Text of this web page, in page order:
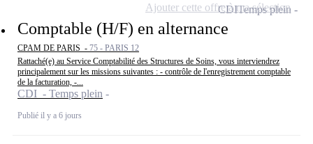
Comptable (H/F) en alternance
CPAM DE PARIS - 75 - PARIS 12
Rattaché(e) au Service Comptabilité des Structures de Soins, vous interviendrez
principalement sur les missions suivantes : - contrôle de l'enregistrement comptable
de la facturation, -...
CDI - Temps plein
Publié il y a 6 jours
CDITemps plein
Ajouter cette offre à ma sélection